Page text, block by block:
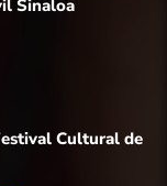
Sinaloa
Cultural de